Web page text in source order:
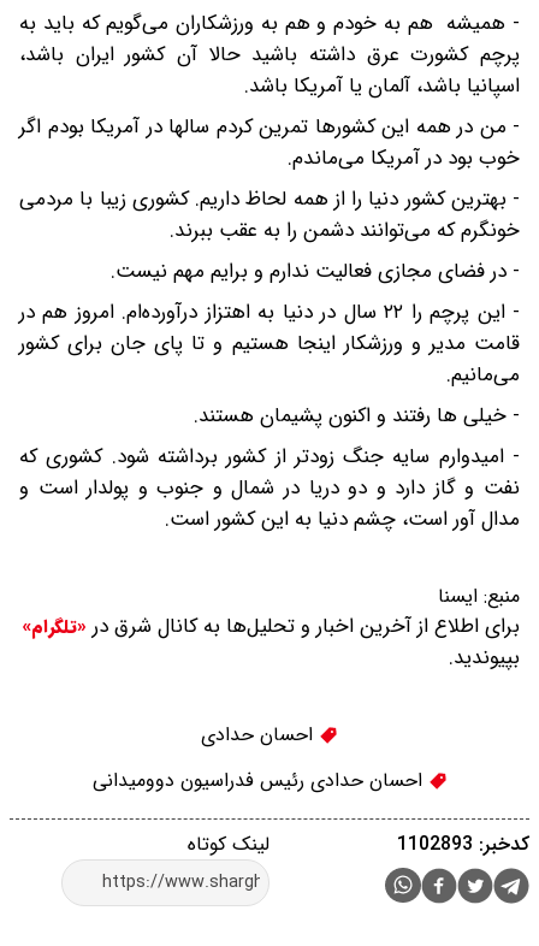
- همیشه هم به خودم و هم به ورزشکاران می‌گویم که باید به
پرچم کشورت عرق داشته باشید حالا آن کشور ایران باشد،
اسپانیا باشد، آلمان یا آمریکا باشد.
- من در همه این کشورها تمرین کردم سالها در آمریکا بودم اگر
خوب بود در آمریکا می‌ماندم.
- بهترین کشور دنیا را از همه لحاظ داریم. کشوری زیبا با مردمی
خونگرم که می‌توانند دشمن را به عقب ببرند.
- در فضای مجازی فعالیت ندارم و برایم مهم نیست.
- این پرچم را ۲۲ سال در دنیا به اهتزاز درآورده‌ام. امروز هم در
قامت مدیر و ورزشکار اینجا هستیم و تا پای جان برای کشور
می‌مانیم.
- خیلی ها رفتند و اکنون پشیمان هستند.
- امیدوارم سایه جنگ زودتر از کشور برداشته شود. کشوری که
نفت و گاز دارد و دو دریا در شمال و جنوب و پولدار است و
مدال آور است، چشم دنیا به این کشور است.
منبع: ايسنا
برای اطلاع از آخرین اخبار و تحلیل‌ها به کانال شرق در «تلگرام»
بپیوندید.
احسان حدادی
احسان حدادی رئیس فدراسیون دوومیدانی
لینک کوتاه کدخبر: 1102893